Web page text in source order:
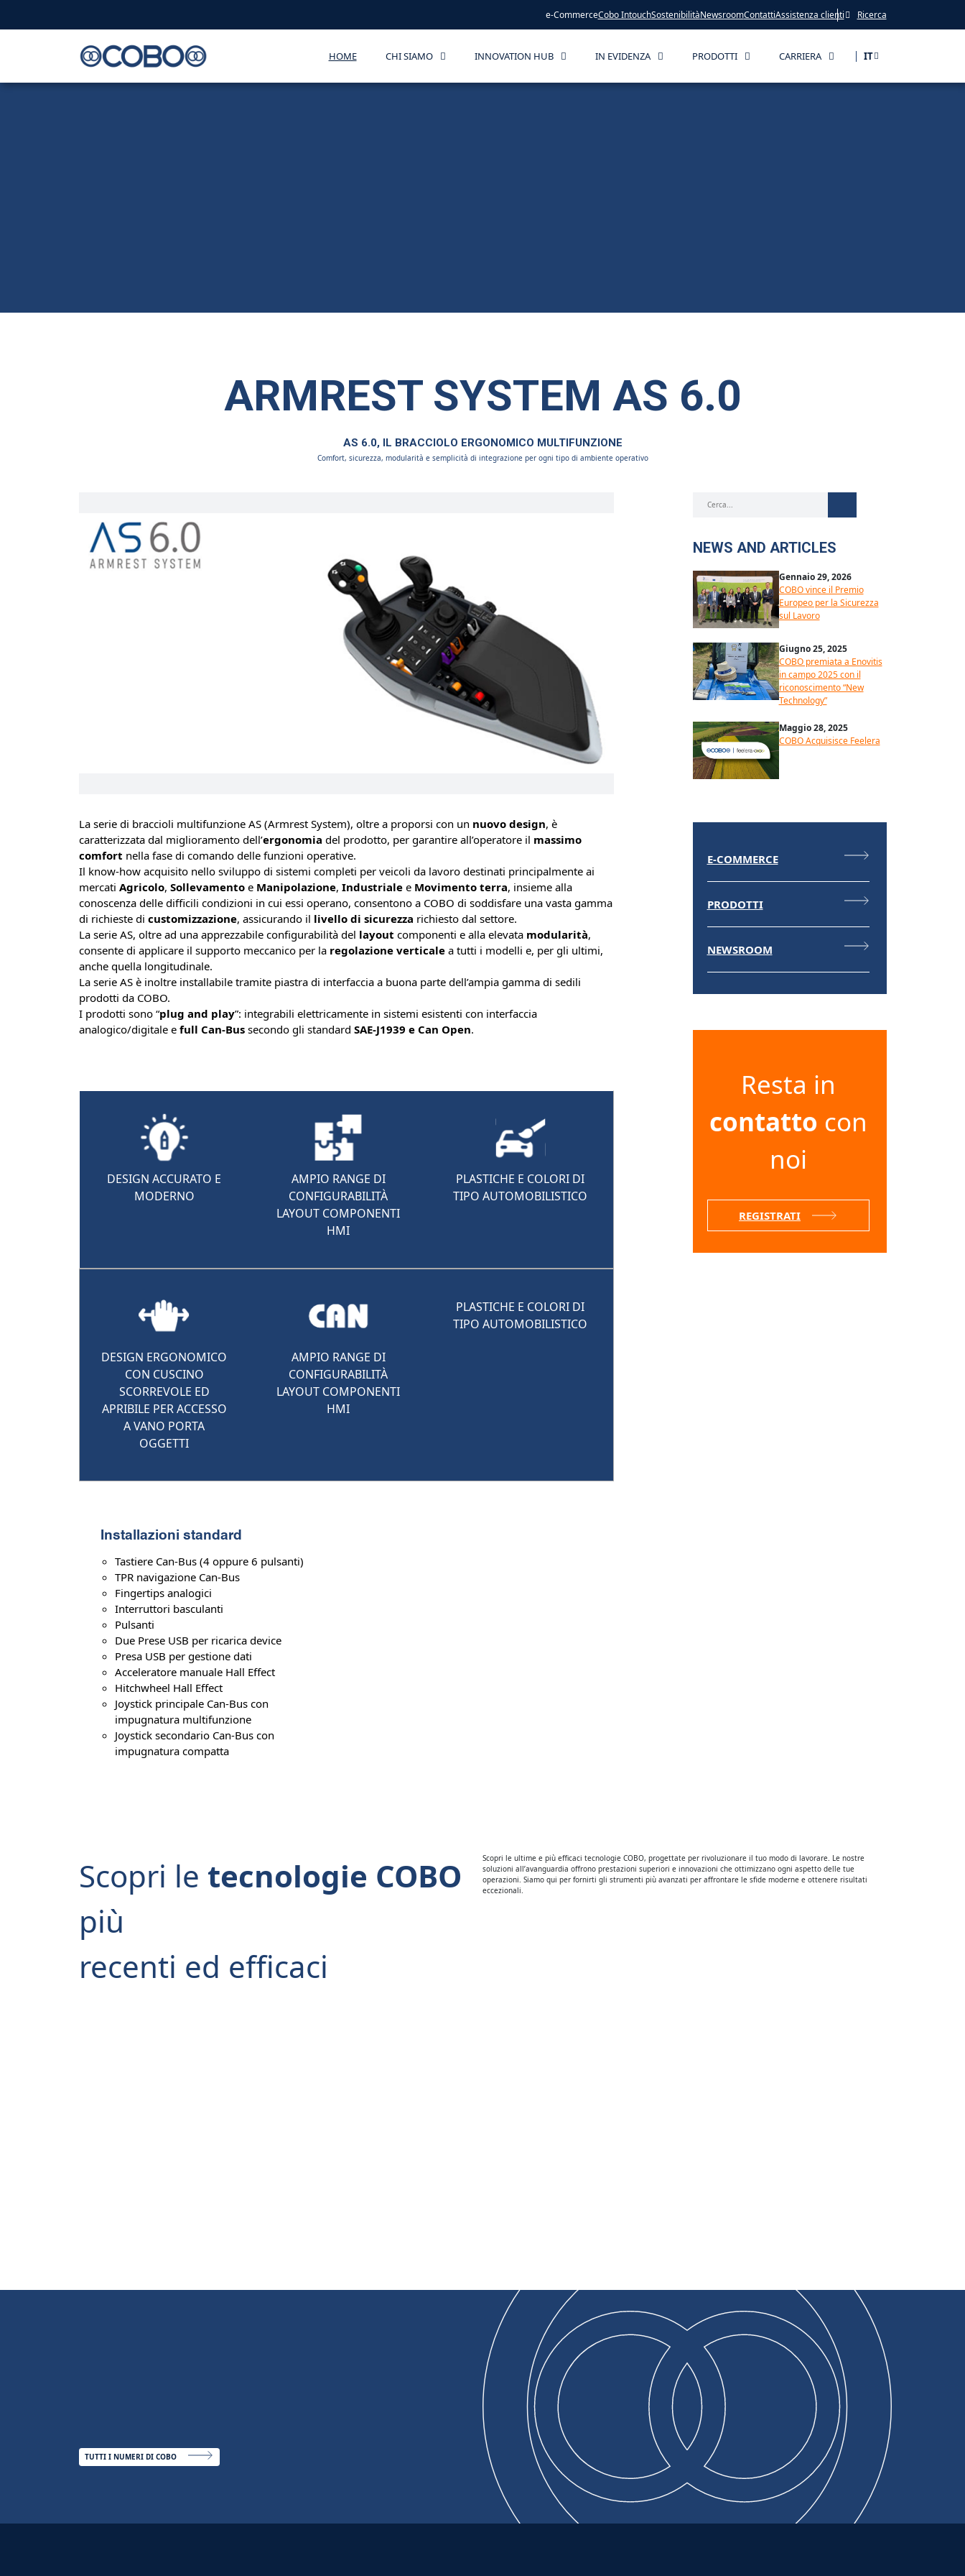
e-CommerceCobo IntouchSostenibilitàNewsroomContattiAssistenza clienti Ricerca
HOME CHI SIAMO INNOVATION HUB IN EVIDENZA PRODOTTI CARRIERA IT
ARMREST SYSTEM AS 6.0
AS 6.0, IL BRACCIOLO ERGONOMICO MULTIFUNZIONE
Comfort, sicurezza, modularità e semplicità di integrazione per ogni tipo di ambiente operativo
La serie di braccioli multifunzione AS (Armrest System), oltre a proporsi con un nuovo design, è
caratterizzata dal miglioramento dell’ergonomia del prodotto, per garantire all’operatore il massimo
comfort nella fase di comando delle funzioni operative.
Il know-how acquisito nello sviluppo di sistemi completi per veicoli da lavoro destinati principalmente ai
mercati Agricolo, Sollevamentoe Manipolazione, Industrialee Movimento terra, insieme alla
conoscenza delle difficili condizioni in cui essi operano, consentono a COBO di soddisfare una vasta gamma
di richieste di customizzazione, assicurando il livello di sicurezza richiesto dal settore.
La serie AS, oltre ad una apprezzabile configurabilità del layout componenti e alla elevata modularità,
consente di applicare il supporto meccanico per la regolazione verticalea tutti i modelli e, per gli ultimi,
anche quella longitudinale.
La serie AS è inoltre installabile tramite piastra di interfaccia a buona parte dell’ampia gamma di sedili
prodotti da COBO.
I prodotti sono “plug and play”: integrabili elettricamente in sistemi esistenti con interfaccia
analogico/digitale e full Can-Bussecondo gli standard SAE-J1939 e Can Open.
DESIGN ACCURATO E
MODERNO
AMPIO RANGE DI
CONFIGURABILITÀ
LAYOUT COMPONENTI
HMI
PLASTICHE E COLORI DI
TIPO AUTOMOBILISTICO
DESIGN ERGONOMICO
CON CUSCINO
SCORREVOLE ED
APRIBILE PER ACCESSO
A VANO PORTA
OGGETTI
AMPIO RANGE DI
CONFIGURABILITÀ
LAYOUT COMPONENTI
HMI
PLASTICHE E COLORI DI
TIPO AUTOMOBILISTICO
Installazioni standard
Tastiere Can-Bus (4 oppure 6 pulsanti)
TPR navigazione Can-Bus
Fingertips analogici
Interruttori basculanti
Pulsanti
Due Prese USB per ricarica device
Presa USB per gestione dati
Acceleratore manuale Hall Effect
Hitchwheel Hall Effect
Joystick principale Can-Bus con
impugnatura multifunzione
Joystick secondario Can-Bus con
impugnatura compatta
NEWS AND ARTICLES
Gennaio 29, 2026
COBO vince il Premio
Europeo per la Sicurezza
sul Lavoro
Giugno 25, 2025
COBO premiata a Enovitis
in campo 2025 con il
riconoscimento “New
Technology”
Maggio 28, 2025
COBO Acquisisce Feelera
E-COMMERCE
PRODOTTI
NEWSROOM
Resta in
contatto con
noi
REGISTRATI
Scopri le tecnologie COBO
più
recenti ed efficaci
Scopri le ultime e più efficaci tecnologie COBO, progettate per rivoluzionare il tuo modo di lavorare. Le nostre
soluzioni all’avanguardia offrono prestazioni superiori e innovazioni che ottimizzano ogni aspetto delle tue
operazioni. Siamo qui per fornirti gli strumenti più avanzati per affrontare le sfide moderne e ottenere risultati
eccezionali.
TUTTI I NUMERI DI COBO